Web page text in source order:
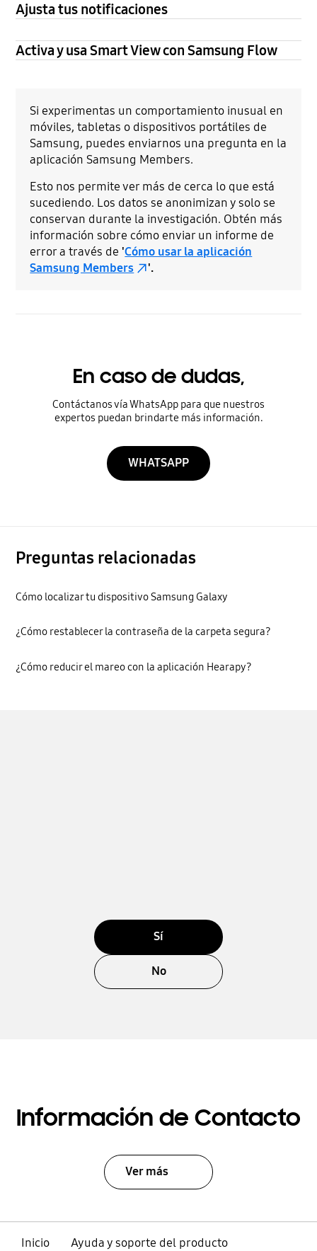
Ajusta tus notificaciones
Activa y usa Smart View con Samsung Flow
Si experimentas un comportamiento inusual en
móviles, tabletas o dispositivos portátiles de
Samsung, puedes enviarnos una pregunta en la
aplicación Samsung Members.
Esto nos permite ver más de cerca lo que está
sucediendo. Los datos se anonimizan y solo se
conservan durante la investigación. Obtén más
información sobre cómo enviar un informe de
error a través de 'Cómo usar la aplicación
Samsung Members
'.
En caso de dudas,
Contáctanos vía WhatsApp para que nuestros
expertos puedan brindarte más información.
WHATSAPP
Preguntas relacionadas
Cómo localizar tu dispositivo Samsung Galaxy
¿Cómo restablecer la contraseña de la carpeta segura?
¿Cómo reducir el mareo con la aplicación Hearapy?
Sí
No
Información de Contacto
Ver más
Inicio
Ayuda y soporte del producto